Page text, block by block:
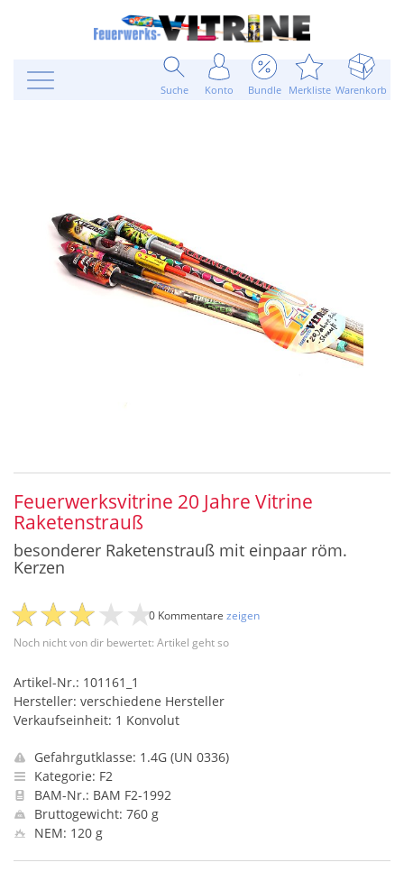
Suche Konto Bundle Merkliste Warenkorb
Feuerwerksvitrine 20 Jahre Vitrine
Raketenstrauß
besonderer Raketenstrauß mit einpaar röm.
Kerzen
Noch nicht von dir bewertet: Artikel geht so
0 Kommentare zeigen
Artikel-Nr.: 101161_1
Hersteller: verschiedene Hersteller
Verkaufseinheit: 1 Konvolut
Gefahrgutklasse: 1.4G (UN 0336)
Kategorie: F2
BAM-Nr.: BAM F2-1992
Bruttogewicht: 760 g
NEM: 120 g